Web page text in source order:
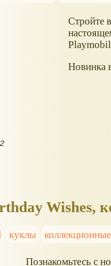
Стройте
Новинка
Wishes,
куклы
Познакомьтесь с